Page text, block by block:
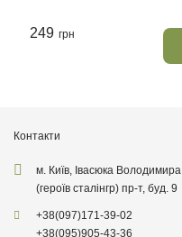
249 грн
Контакти
м. Київ, Івасюка Володимира
(героїв сталінгр) пр-т, буд. 9
+38(097)171-39-02
+38(095)905-43-36